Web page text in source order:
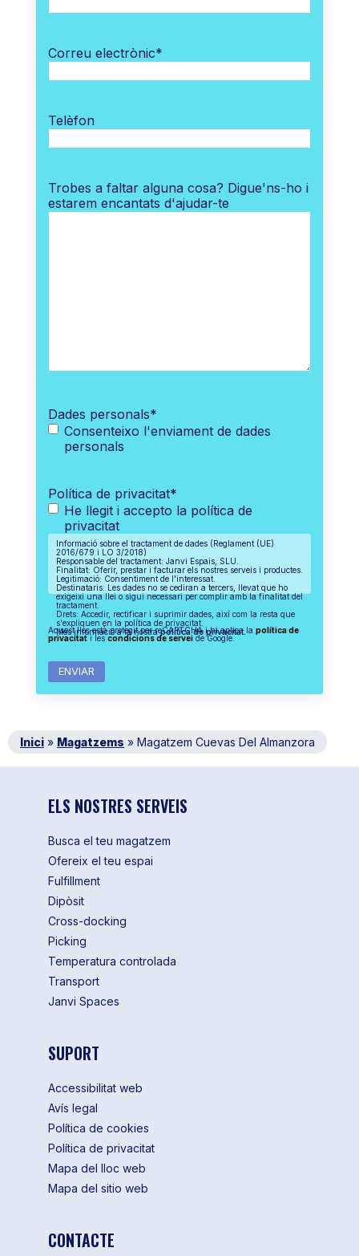
Correu electrònic*
Telèfon
Trobes a faltar alguna cosa? Digue'ns-ho i
estarem encantats d'ajudar-te
Dades personals*
Consenteixo l'enviament de dades
personals
Política de privacitat*
He llegit i accepto la política de
privacitat
Informació sobre el tractament de dades (Reglament (UE)
2016/679 i LO 3/2018)
Responsable del tractament: Janvi Espais, SLU.
Finalitat: Oferir, prestar i facturar els nostres serveis i productes.
Legitimació: Consentiment de l'interessat.
Destinataris: Les dades no se cediran a tercers, llevat que ho
exigeixi una llei o sigui necessari per complir amb la finalitat del
tractament.
Drets: Accedir, rectificar i suprimir dades, així com la resta que
s'expliquen en la política de privacitat.
Més informació a la nostrapolítica de privacitat.
Aquest lloc està protegit per reCAPTCHA i hi aplica la política de
privacitati lescondicions de serveide Google.
Inici » Magatzems » Magatzem Cuevas Del Almanzora
ELS NOSTRES SERVEIS
Busca el teu magatzem
Ofereix el teu espai
Fulfillment
Dipòsit
Cross-docking
Picking
Temperatura controlada
Transport
Janvi Spaces
SUPORT
Accessibilitat web
Avís legal
Política de cookies
Política de privacitat
Mapa del lloc web
Mapa del sitio web
CONTACTE